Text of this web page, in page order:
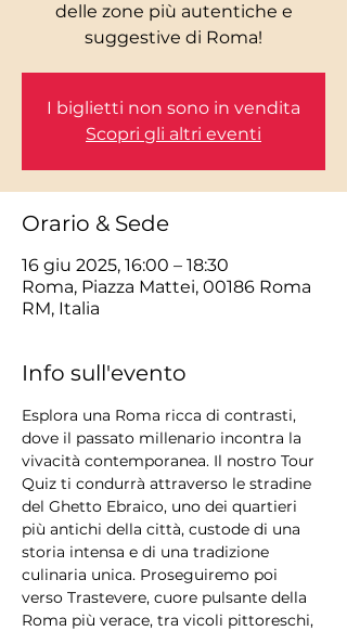
delle zone più autentiche e
I biglietti non sono in vendita
Scopri gli altri eventi
Orario & Sede
16 giu 2025, 16:00 – 18:30
Roma, Piazza Mattei, 00186 Roma
RM, Italia
Info sull'evento
Esplora una Roma ricca di contrasti,
dove il passato millenario incontra la
vivacità contemporanea. Il nostro Tour
Quiz ti condurrà attraverso le stradine
del Ghetto Ebraico, uno dei quartieri
più antichi della città, custode di una
storia intensa e di una tradizione
culinaria unica. Proseguiremo poi
verso Trastevere, cuore pulsante della
Roma più verace, tra vicoli pittoreschi,